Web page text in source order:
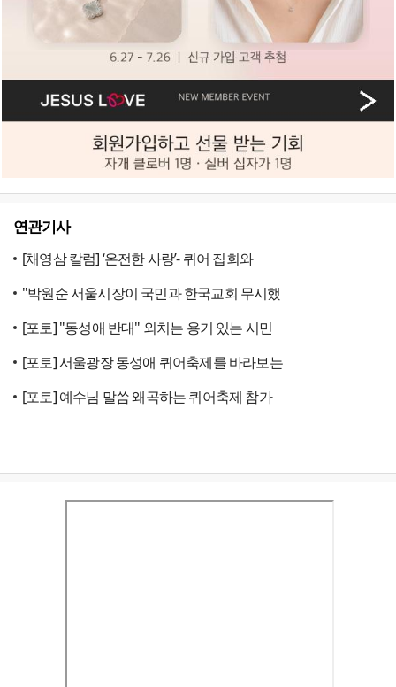
연관기사
[채영삼 칼럼] ‘온전한 사랑’- 퀴어 집회와
"박원순 서울시장이 국민과 한국교회 무시했
[포토] "동성애 반대" 외치는 용기 있는 시민
[포토] 서울광장 동성애 퀴어축제를 바라보는
[포토] 예수님 말씀 왜곡하는 퀴어축제 참가